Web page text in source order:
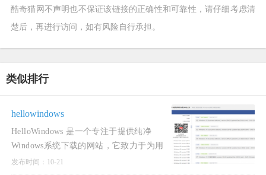
酷奇猫网不声明也不保证该链接的正确性和可靠性，请仔细考虑清
楚后，再进行访问，如有风险自行承担。
类似排行
hellowindows
HelloWindows 是一个专注于提供纯净
Windows系统下载的网站，它致力于为用
户提供官方原版的Windows系统镜像，避
发布时间：10-21